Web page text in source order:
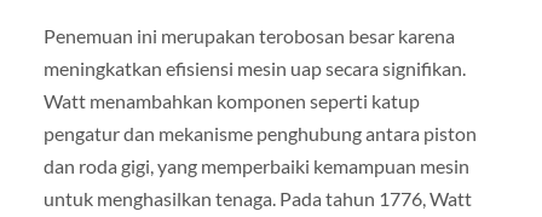
Penemuan ini merupakan terobosan besar karena
meningkatkan efisiensi mesin uap secara signifikan.
Watt menambahkan komponen seperti katup
pengatur dan mekanisme penghubung antara piston
dan roda gigi, yang memperbaiki kemampuan mesin
untuk menghasilkan tenaga. Pada tahun 1776, Watt